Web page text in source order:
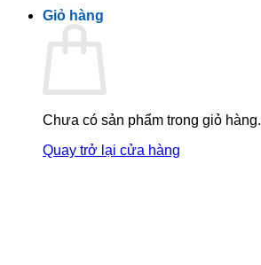
Giỏ hàng
Chưa có sản phẩm trong giỏ hàng.
Quay trở lại cửa hàng